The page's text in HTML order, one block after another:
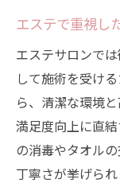
エステで重視し
エステサロンで
して施術を受け
ら、清潔な環境
満足度向上に直
の消毒やタオル
丁寧さが挙げら